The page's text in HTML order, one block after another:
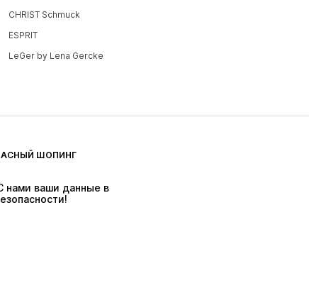
CHRIST Schmuck
ESPRIT
LeGer by Lena Gercke
ШОПИНГ